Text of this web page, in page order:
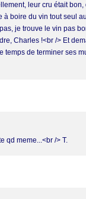
leur cru était bon,
à boire du vin tout seul
je trouve le vin pas
Charles !<br /> Et
temps de terminer ses
qd meme...<br /> T.